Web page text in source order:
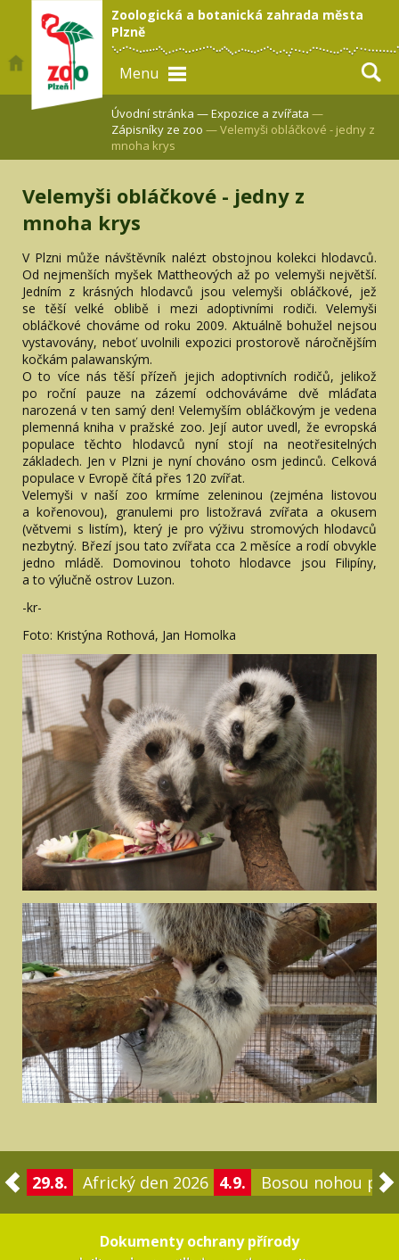
Zoologická a botanická zahrada města
Plzně
Menu
Úvodní stránka —Expozice a zvířata —
Zápisníky ze zoo — Velemyši obláčkové - jedny z
mnoha krys
Velemyši obláčkové - jedny z
mnoha krys
V Plzni může návštěvník nalézt obstojnou kolekci hlodavců.
Od nejmenších myšek Mattheových až po velemyši největší.
Jedním z krásných hlodavců jsou velemyši obláčkové, jež
se těší velké oblibě i mezi adoptivními rodiči. Velemyši
obláčkové chováme od roku 2009. Aktuálně bohužel nejsou
vystavovány, neboť uvolnili expozici prostorově náročnějším
kočkám palawanským.
O to více nás těší přízeň jejich adoptivních rodičů, jelikož
po roční pauze na zázemí odchováváme dvě mláďata
narozená v ten samý den! Velemyším obláčkovým je vedena
plemenná kniha v pražské zoo. Její autor uvedl, že evropská
populace těchto hlodavců nyní stojí na neotřesitelných
základech. Jen v Plzni je nyní chováno osm jedinců. Celková
populace v Evropě čítá přes 120 zvířat.
Velemyši v naší zoo krmíme zeleninou (zejména listovou
a kořenovou), granulemi pro listožravá zvířata a okusem
(větvemi s listím), který je pro výživu stromových hlodavců
nezbytný. Březí jsou tato zvířata cca 2 měsíce a rodí obvykle
jedno mládě. Domovinou tohoto hlodavce jsou Filipíny,
a to výlučně ostrov Luzon.
-kr-
Foto: Kristýna Rothová, Jan Homolka
29.8. Africký den 2026 4.9. Bosou nohou po
Dokumenty ochrany přírody